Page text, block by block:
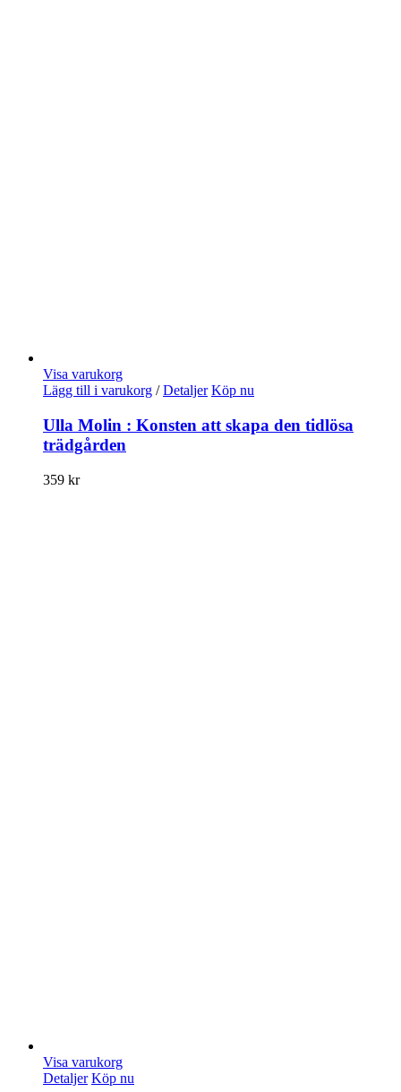
Visa varukorg
Lägg till i varukorg / Detaljer Köp nu
Ulla Molin : Konsten att skapa den tidlösa
trädgården
359 kr
Visa varukorg
Detaljer Köp nu